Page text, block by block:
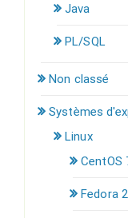
Java
PL/SQL
Non classé
Systèmes
Linux
CentOS
Fedora